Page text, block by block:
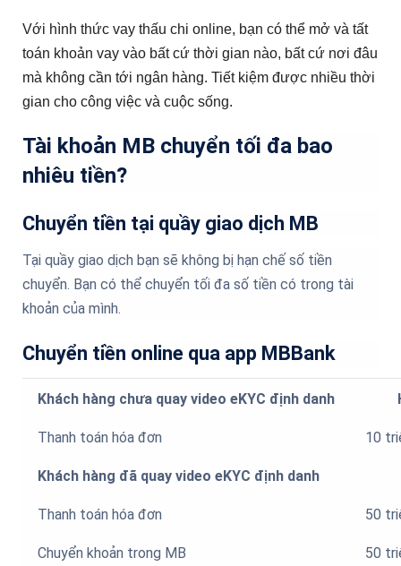
Với hình thức vay thấu chi online, bạn có thể mở và tất
toán khoản vay vào bất cứ thời gian nào, bất cứ nơi đâu
mà không cần tới ngân hàng. Tiết kiệm được nhiều thời
gian cho công việc và cuộc sống.
Tài khoản MB chuyển tối đa bao
nhiêu tiền?
Chuyển tiền tại quầy giao dịch MB
Tại quầy giao dịch bạn sẽ không bị hạn chế số tiền
chuyển. Bạn có thể chuyển tối đa số tiền có trong tài
khoản của mình.
Chuyển tiền online qua app MBBank
Khách hàng chưa quay video eKYC định danh
Thanh toán hóa đơn 10
Khách hàng đã quay video eKYC định danh
Thanh toán hóa đơn 50
Chuyển khoản trong MB 50